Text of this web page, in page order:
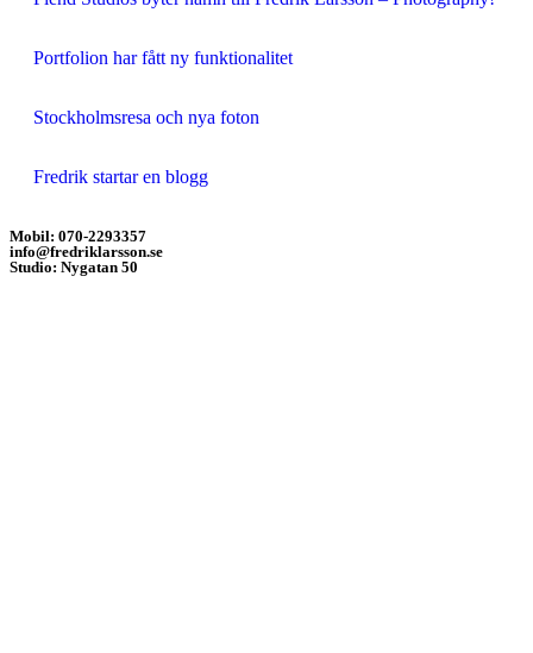
Portfolion har fått ny funktionalitet
Stockholmsresa och nya foton
Fredrik startar en blogg
Mobil: 070-2293357
info@fredriklarsson.se
Studio: Nygatan 50